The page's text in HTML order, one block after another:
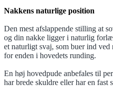
Nakkens naturlige position
Den mest afslappende stilling at
og din nakke ligger i naturlig
et naturligt svaj, som buer ind
for enden i hovedets runding.
En høj hovedpude anbefales til
har brede skuldre eller har en fast